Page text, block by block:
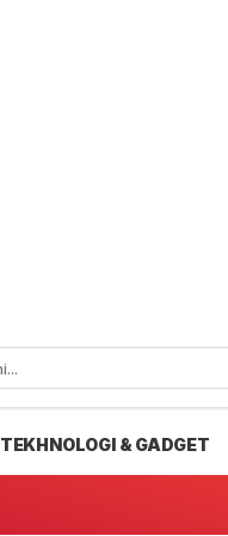
TEKHNOLOGI & GADGET